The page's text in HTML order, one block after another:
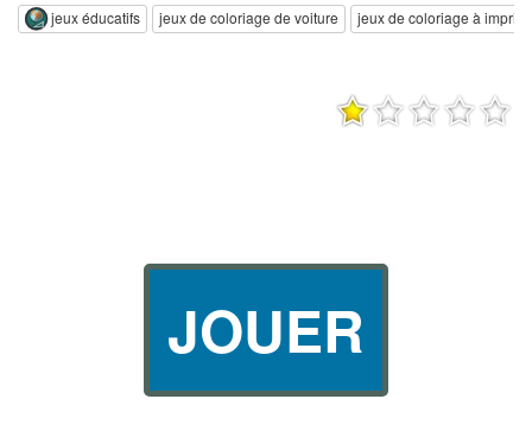
jeux éducatifs jeux de coloriage de voiture jeux de coloriage à
JOUER